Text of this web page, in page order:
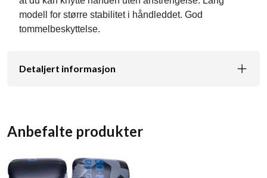
modell for større stabilitet i håndleddet. God
tommelbeskyttelse.
Detaljert informasjon
Anbefalte produkter